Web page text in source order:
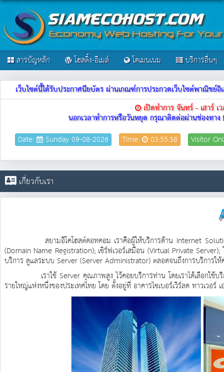
สารบัญหลัก โฮสติ้ง-อีเมล์ โดเมนเนม บริการอื่นๆ
เว็บไซต์นี้ได้รับประกาศนียบัตร ผ่านเกณฑ์การประกวดเว็บไซต์พาณิช
เปิดทำการ จันทร์ - เสาร์
นอกเวลาทำการหรือวันหยุด กรุณาติดต่อผ่านช่องทาง
Date: Sunday 09-08-2026 Time: 03:55:38 Visitor
เกี่ยวกับเรา
สยามอีโคโฮสต์ดอทคอม เราคือผู้ให้บริการด้าน Internet Solution ค
(Domain Name Registration); เซิร์ฟเวอร์เสมือน (Virtual Private Server);
บริการ ดูแลระบบ Server (Server Administrator) ตลอดจนถึงการบริการใ
เราใช้ Server คุณภาพสูง ไว้คอยบริการท่าน โดยเราได้เลือกใช้บริกา
รายใหญ่แห่งหนึ่งของประเทศไทย โดย ตั้งอยู่ที่ อาคารไซเบอร์เวิร์ลด ทาวเวอร์ เ